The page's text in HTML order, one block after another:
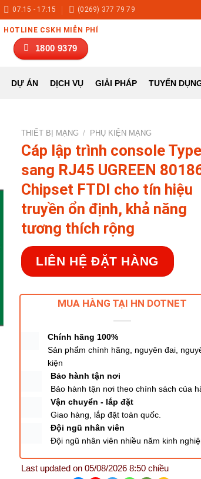
07:15 - 17:15 (0269) 377 79 79
HOTLINE CSKH MIỄN PHÍ
1800 9379
DỰ ÁN DỊCH VỤ GIẢI PHÁP TUYỂN
THIẾT BỊ MẠNG / PHỤ KIỆN MẠNG
Cáp lập trình console
sang RJ45 UGREEN
Chipset FTDI cho tín hiệu
truyền ổn định, khả năng
tương thích rộng
LIÊN HỆ ĐẶT HÀNG
MUA HÀNG TẠI HN DOTNET
Chính hãng 100%
Sản phẩm chính hãng, nguyên đai,
kiện
Bảo hành tận nơi
Bảo hành tận nơi theo chính sách của
Vận chuyển - lắp đặt
Giao hàng, lắp đặt toàn quốc.
Đội ngũ nhân viên
Đội ngũ nhân viên nhiều năm kinh
Last updated on 05/08/2026 8:50 chiều